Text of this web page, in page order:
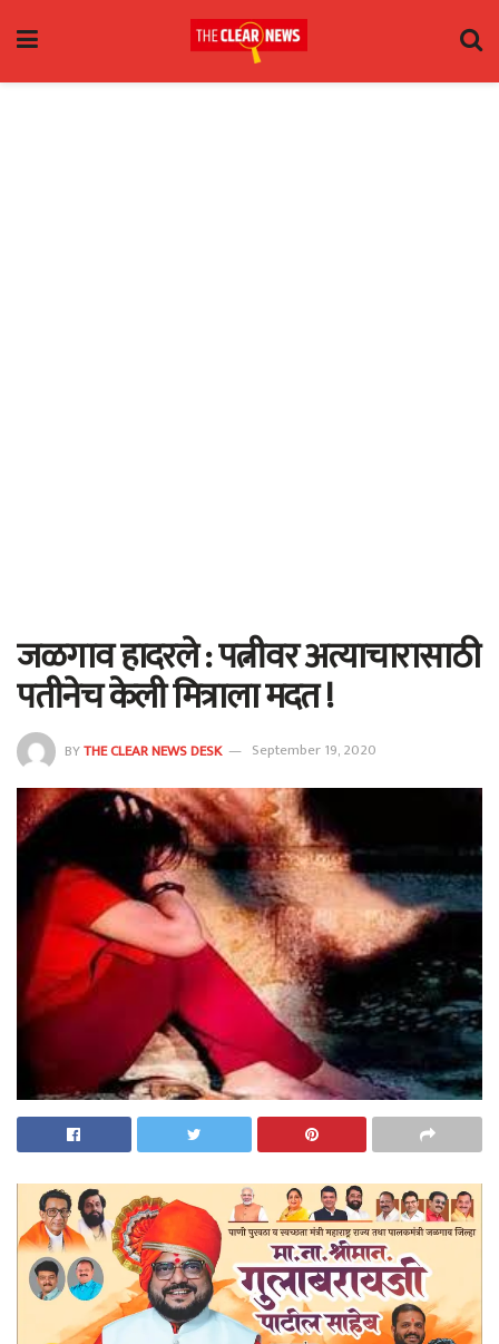
जळगाव हादरले : पत्नीवर अत्याचारासाठी
पतीनेच केली मित्राला मदत !
BYTHE CLEAR NEWS DESK September 19, 2020